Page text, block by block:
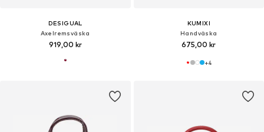
DESIGUAL
Axelremsväska
919,00 kr
KUMIXI
Handväska
675,00 kr
+4